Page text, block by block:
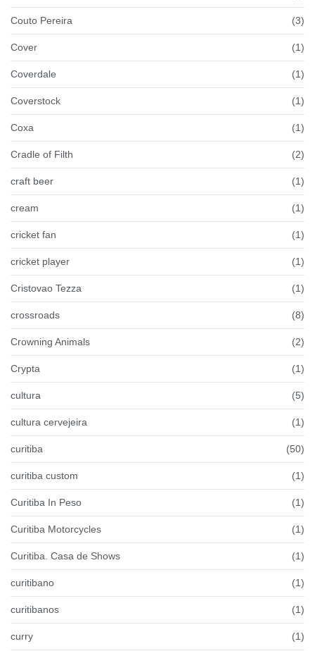
Couto Pereira (3)
Cover (1)
Coverdale (1)
Coverstock (1)
Coxa (1)
Cradle of Filth (2)
craft beer (1)
cream (1)
cricket fan (1)
cricket player (1)
Cristovao Tezza (1)
crossroads (8)
Crowning Animals (2)
Crypta (1)
cultura (5)
cultura cervejeira (1)
curitiba (50)
curitiba custom (1)
Curitiba In Peso (1)
Curitiba Motorcycles (1)
Curitiba. Casa de Shows (1)
curitibano (1)
curitibanos (1)
curry (1)